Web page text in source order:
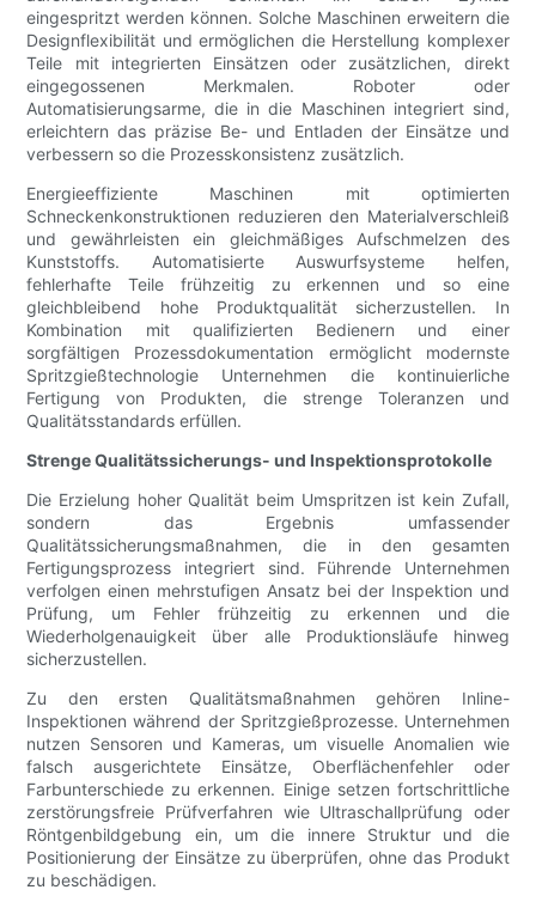
eingespritzt werden können. Solche Maschinen erweitern die
Designflexibilität und ermöglichen die Herstellung komplexer
Teile mit integrierten Einsätzen oder zusätzlichen, direkt
eingegossenen Merkmalen. Roboter oder
Automatisierungsarme, die in die Maschinen integriert sind,
erleichtern das präzise Be- und Entladen der Einsätze und
verbessern so die Prozesskonsistenz zusätzlich.
Energieeffiziente Maschinen mit optimierten
Schneckenkonstruktionen reduzieren den Materialverschleiß
und gewährleisten ein gleichmäßiges Aufschmelzen des
Kunststoffs. Automatisierte Auswurfsysteme helfen,
fehlerhafte Teile frühzeitig zu erkennen und so eine
gleichbleibend hohe Produktqualität sicherzustellen. In
Kombination mit qualifizierten Bedienern und einer
sorgfältigen Prozessdokumentation ermöglicht modernste
Spritzgießtechnologie Unternehmen die kontinuierliche
Fertigung von Produkten, die strenge Toleranzen und
Qualitätsstandards erfüllen.
Strenge Qualitätssicherungs- und Inspektionsprotokolle
Die Erzielung hoher Qualität beim Umspritzen ist kein Zufall,
sondern das Ergebnis umfassender
Qualitätssicherungsmaßnahmen, die in den gesamten
Fertigungsprozess integriert sind. Führende Unternehmen
verfolgen einen mehrstufigen Ansatz bei der Inspektion und
Prüfung, um Fehler frühzeitig zu erkennen und die
Wiederholgenauigkeit über alle Produktionsläufe hinweg
sicherzustellen.
Zu den ersten Qualitätsmaßnahmen gehören Inline-
Inspektionen während der Spritzgießprozesse. Unternehmen
nutzen Sensoren und Kameras, um visuelle Anomalien wie
falsch ausgerichtete Einsätze, Oberflächenfehler oder
Farbunterschiede zu erkennen. Einige setzen fortschrittliche
zerstörungsfreie Prüfverfahren wie Ultraschallprüfung oder
Röntgenbildgebung ein, um die innere Struktur und die
Positionierung der Einsätze zu überprüfen, ohne das Produkt
zu beschädigen.